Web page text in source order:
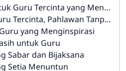
Tercinta yang Menyentuh Hati
Pahlawan Tanpa Tanda Jasa
yang Menginspirasi
untuk Guru
Sabar dan Bijaksana
Setia Menuntun